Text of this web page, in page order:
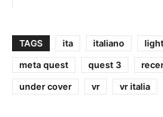
TAGS ita italiano
meta quest
quest 3
under cover
vr vr italia